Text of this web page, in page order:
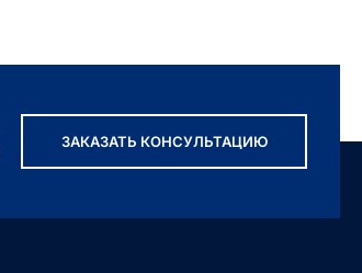
ЗАКАЗАТЬ КОНСУЛЬТАЦИЮ